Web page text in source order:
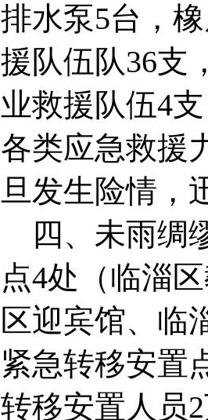
排水泵5台，
援队伍队36支
业救援队伍4
各类应急救援
旦发生险情，
四、未雨绸
点4处（临淄
区迎宾馆、临
紧急转移安置
转移安置人员